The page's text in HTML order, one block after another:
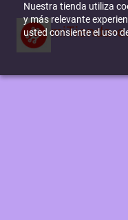
Nuestra tienda utiliza
y más relevante
usted consiente el uso
miTienda-